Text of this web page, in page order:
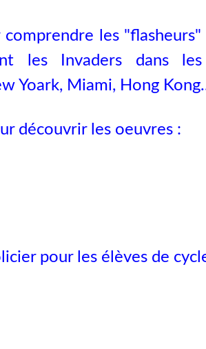
comprendre les
les Invaders dans
Yoark, Miami, Hong
découvrir les oeuvres :
pour les élèves de